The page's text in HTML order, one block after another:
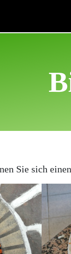
Sie sich